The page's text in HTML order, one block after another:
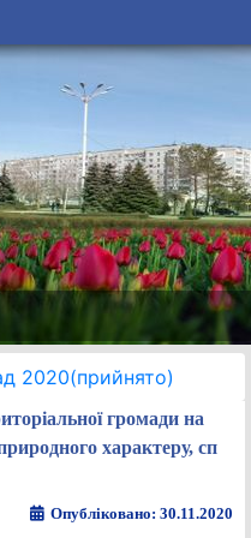
2020(прийнято)
громади на
характеру, сп
Опубліковано: 30.11.2020